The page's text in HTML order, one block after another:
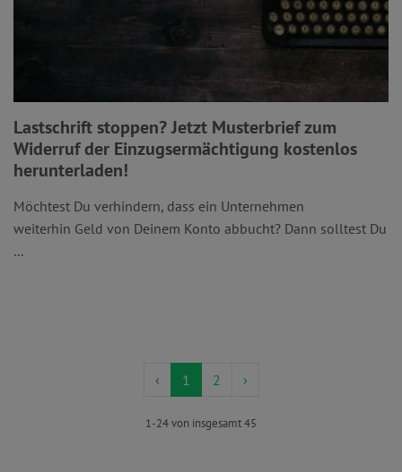
Lastschrift stoppen? Jetzt Musterbrief zum
Widerruf der Einzugsermächtigung kostenlos
herunterladen!
Möchtest Du verhindern, dass ein Unternehmen
weiterhin Geld von Deinem Konto abbucht? Dann solltest Du
...
‹ 1 2 ›
1-24 von insgesamt 45